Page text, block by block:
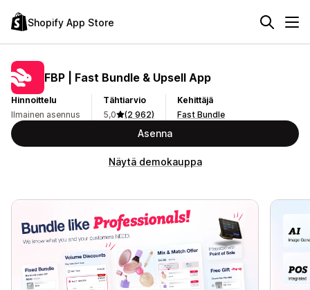
Shopify App Store
FBP | Fast Bundle & Upsell App
Hinnoittelu
Ilmainen asennus
Tähtiarvio
5,0
(2 962)
Kehittäjä
Fast Bundle
Asenna
Näytä demokauppa